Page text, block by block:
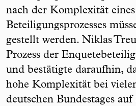
nach der Komplexität eines
Beteiligungsprozesses
gestellt werden. Niklas
Prozess der
und bestätigte daraufhin,
hohe Komplexität bei
deutschen Bundestages auf